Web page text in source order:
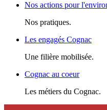
Nos actions pour
Nos pratiques.
Les engagés Cognac
Une filière mobilisée.
Cognac au coeur
Les métiers du Cognac.